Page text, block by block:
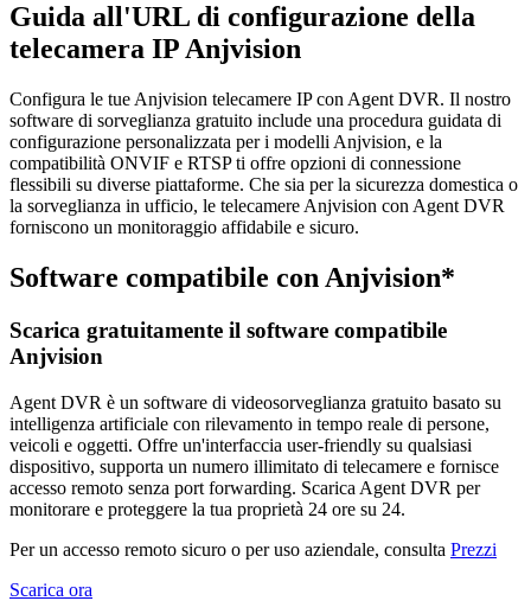
Guida all'URL di configurazione della
telecamera IP Anjvision
Configura le tue Anjvision telecamere IP con Agent DVR. Il nostro
software di sorveglianza gratuito include una procedura guidata di
configurazione personalizzata per i modelli Anjvision, e la
compatibilità ONVIF e RTSP ti offre opzioni di connessione
flessibili su diverse piattaforme. Che sia per la sicurezza domestica o
la sorveglianza in ufficio, le telecamere Anjvision con Agent DVR
forniscono un monitoraggio affidabile e sicuro.
Software compatibile con Anjvision*
Scarica gratuitamente il software compatibile
Anjvision
Agent DVR è un software di videosorveglianza gratuito basato su
intelligenza artificiale con rilevamento in tempo reale di persone,
veicoli e oggetti. Offre un'interfaccia user-friendly su qualsiasi
dispositivo, supporta un numero illimitato di telecamere e fornisce
accesso remoto senza port forwarding. Scarica Agent DVR per
monitorare e proteggere la tua proprietà 24 ore su 24.
Per un accesso remoto sicuro o per uso aziendale, consulta Prezzi
Scarica ora